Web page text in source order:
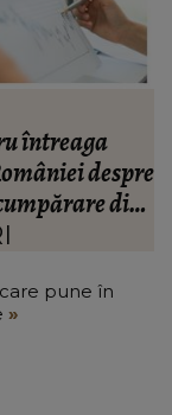
Ce
populară:
pune în